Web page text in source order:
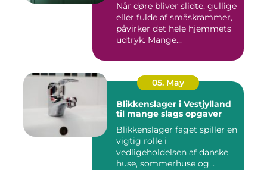
Når døre bliver slidte, gullige
eller fulde af småskrammer,
påvirker det hele hjemmets
udtryk. Mange...
05. May
Blikkenslager i Vestjylland
til mange slags opgaver
Blikkenslager faget spiller en
vigtig rolle i
vedligeholdelsen af danske
huse, sommerhuse og